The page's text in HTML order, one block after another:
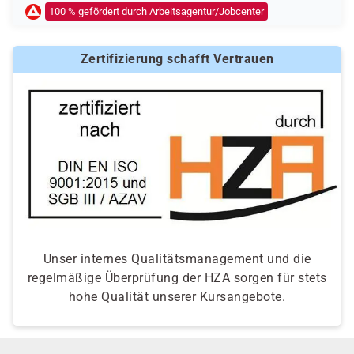
Ob eine Förderung oder Kostenübernahme möglich ist,
entscheidet der jeweilige Kostenträger nach einer
individuellen Prüfung Ihrer persönlichen
100 % gefördert durch Arbeitsagentur/Jobcenter
Zertifizierung schafft Vertrauen
Unser internes Qualitätsmanagement und die
regelmäßige Überprüfung der HZA sorgen für stets
hohe Qualität unserer Kursangebote.